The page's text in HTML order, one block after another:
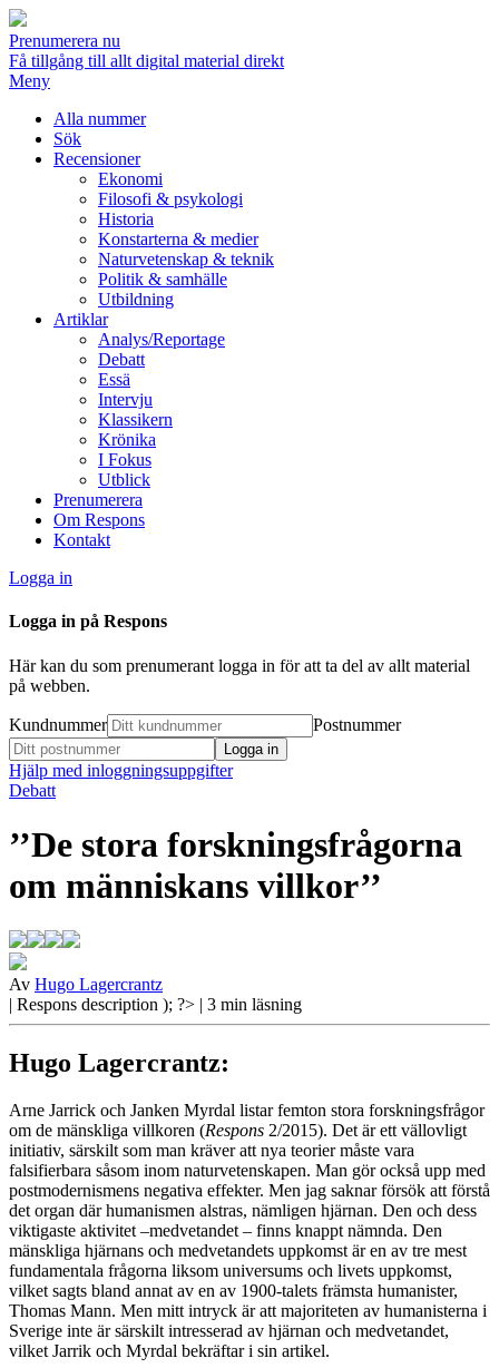
Prenumerera nu
Få tillgång till allt digital material direkt
Meny
Alla nummer
Sök
Recensioner
Ekonomi
Filosofi & psykologi
Historia
Konstarterna & medier
Naturvetenskap & teknik
Politik & samhälle
Utbildning
Artiklar
Analys/Reportage
Debatt
Essä
Intervju
Klassikern
Krönika
I Fokus
Utblick
Prenumerera
Om Respons
Kontakt
Logga in
Logga in på Respons
Här kan du som prenumerant logga in för att ta del av allt material
på webben.
Kundnummer Postnummer
Hjälp med inloggningsuppgifter
Debatt
’’De stora forskningsfrågorna
om människans villkor’’
Av Hugo Lagercrantz
| Respons description ); ?> | 3 min läsning
Hugo Lagercrantz:
Arne Jarrick och Janken Myrdal listar femton stora forskningsfrågor
om de mänskliga villkoren (Respons 2/2015). Det är ett vällovligt
initiativ, särskilt som man kräver att nya teorier måste vara
falsifierbara såsom inom naturvetenskapen. Man gör också upp med
postmodernismens negativa effekter. Men jag saknar försök att förstå
det organ där humanismen alstras, nämligen hjärnan. Den och dess
viktigaste aktivitet –medvetandet – finns knappt nämnda. Den
mänskliga hjärnans och medvetandets uppkomst är en av tre mest
fundamentala frågorna liksom universums och livets uppkomst,
vilket sagts bland annat av en av 1900-talets främsta humanister,
Thomas Mann. Men mitt intryck är att majoriteten av humanisterna i
Sverige inte är särskilt intresserad av hjärnan och medvetandet,
vilket Jarrik och Myrdal bekräftar i sin artikel.